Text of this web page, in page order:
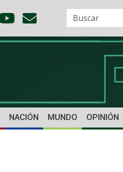
NACIÓN MUNDO OPINIÓN